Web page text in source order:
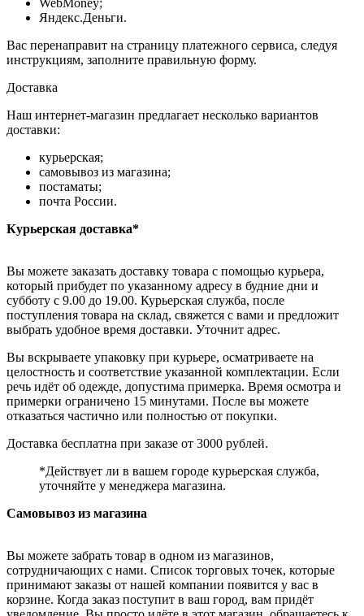
Яндекс.Деньги.
Вас перенаправит на страницу платежного сервиса, следуя
инструкциям, заполните правильную форму.
Доставка
Наш интернет-магазин предлагает несколько вариантов
доставки:
курьерская;
самовывоз из магазина;
постаматы;
почта России.
Курьерская доставка*
Вы можете заказать доставку товара с помощью курьера,
который прибудет по указанному адресу в будние дни и
субботу с 9.00 до 19.00. Курьерская служба, после
поступления товара на склад, свяжется с вами и предложит
выбрать удобное время доставки. Уточнит адрес.
Вы вскрываете упаковку при курьере, осматриваете на
целостность и соответствие указанной комплектации. Если
речь идёт об одежде, допустима примерка. Время осмотра и
примерки ограничено 15 минутами. После вы можете
отказаться частично или полностью от покупки.
Доставка бесплатна при заказе от 3000 рублей.
*Действует ли в вашем городе курьерская служба,
уточняйте у менеджера магазина.
Самовывоз из магазина
Вы можете забрать товар в одном из магазинов,
сотрудничающих с нами. Список торговых точек, которые
принимают заказы от нашей компании появится у вас в
корзине. Когда заказ поступит в ваш город, вам придёт